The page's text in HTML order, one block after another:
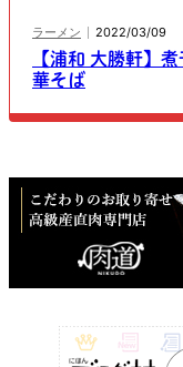
ラーメン 2022/03/09
【浦和 大勝軒】
華そば